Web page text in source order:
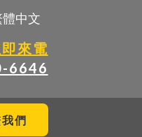
中文
來電
6646
們